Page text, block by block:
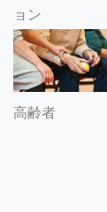
ョン
高齢者